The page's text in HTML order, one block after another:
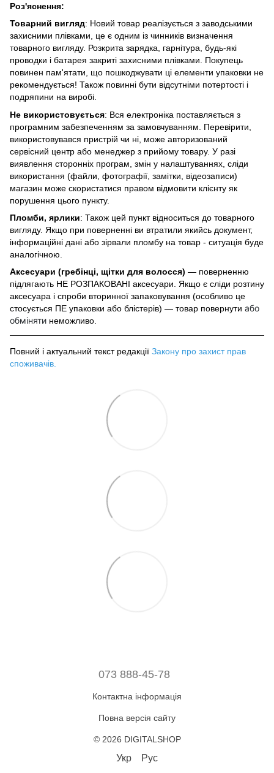
Роз'яснення:
Товарний вигляд: Новий товар реалізується з заводськими
захисними плівками, це є одним із чинників визначення
товарного вигляду. Розкрита зарядка, гарнітура, будь-які
проводки і батарея закриті захисними плівками. Покупець
повинен пам'ятати, що пошкоджувати ці елементи упаковки не
рекомендується! Також повинні бути відсутніми потертості і
подряпини на виробі.
Не використовується: Вся електроніка поставляється з
програмним забезпеченням за замовчуванням. Перевірити,
використовувався пристрій чи ні, може авторизований
сервісний центр або менеджер з прийому товару. У разі
виявлення сторонніх програм, змін у налаштуваннях, сліди
використання (файли, фотографії, замітки, відеозаписи)
магазин може скористатися правом відмовити клієнту як
порушення цього пункту.
Пломби, ярлики: Також цей пункт відноситься до товарного
вигляду. Якщо при поверненні ви втратили якийсь документ,
інформаційні дані або зірвали пломбу на товар - ситуація буде
аналогічною.
Аксесуари (гребінці, щітки для волосся) — поверненню
підлягають НЕ РОЗПАКОВАНІ аксесуари. Якщо є сліди розтину
аксесуара і спроби вторинної запаковування (особливо це
стосується ПЕ упаковки або блістерів) — товар повернути або
обміняти неможливо.
Повний і актуальний текст редакції Закону про захист прав
споживачів.
073 888-45-78
Контактна інформація
Повна версія сайту
© 2026 DIGITALSHOP
Укр Рус